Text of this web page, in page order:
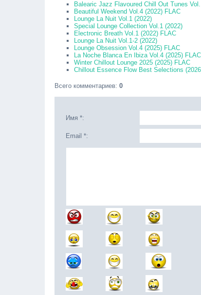
Balearic Jazz Flavoured Chill Out Tunes
Beautiful Weekend Vol.4 (2022) FLAC
Lounge La Nuit Vol.1 (2022)
Special Lounge Collection Vol.1 (2022)
Electronic Breath Vol.1 (2022) FLAC
Lounge La Nuit Vol.1-2 (2022)
Lounge Obsession Vol.4 (2025) FLAC
La Noche Blanca En Ibiza Vol.4 (2025) FLAC
Winter Chillout Lounge 2025 (2025) FLAC
Chillout Essence Flow Best Selections
Всего комментариев: 0
Имя *:
Email *: